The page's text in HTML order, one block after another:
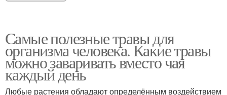
Самые полезные травы для
организма человека. Какие травы
можно заваривать вместо чая
каждый день
Любые растения обладают определённым воздействием